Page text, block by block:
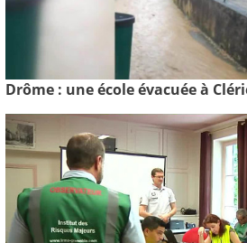
Drôme : une école évacuée à